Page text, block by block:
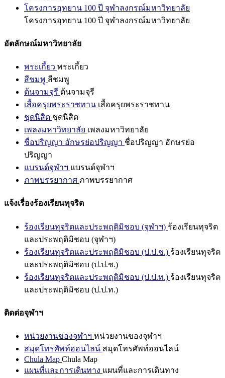
โครงการอุทยาน 100 ปี จุฬาลงกรณ์มหาวิทยาลัย
โครงการอุทยาน 100 ปี จุฬาลงกรณ์มหาวิทยาลัย
อัตลักษณ์มหาวิทยาลัย
พระเกี้ยว พระเกี้ยว
สีชมพู สีชมพู
ต้นจามจุรี ต้นจามจุรี
เสื้อครุยพระราชทาน เสื้อครุยพระราชทาน
ชุดนิสิต ชุดนิสิต
เพลงมหาวิทยาลัย เพลงมหาวิทยาลัย
ชื่อปริญญา อักษรย่อปริญญา ชื่อปริญญา อักษรย่อ
ปริญญา
แบรนด์จุฬาฯ แบรนด์จุฬาฯ
ภาพบรรยากาศ ภาพบรรยากาศ
แจ้งเรื่องร้องเรียนทุจริต
ร้องเรียนทุจริตและประพฤติมิชอบ (จุฬาฯ) ร้องเรียนทุจริต
และประพฤติมิชอบ (จุฬาฯ)
ร้องเรียนทุจริตและประพฤติมิชอบ (ป.ป.ช.) ร้องเรียนทุจริต
และประพฤติมิชอบ (ป.ป.ช.)
ร้องเรียนทุจริตและประพฤติมิชอบ (ป.ป.ท.) ร้องเรียนทุจริต
และประพฤติมิชอบ (ป.ป.ท.)
ติดต่อจุฬาฯ
หน่วยงานของจุฬาฯ หน่วยงานของจุฬาฯ
สมุดโทรศัพท์ออนไลน์ สมุดโทรศัพท์ออนไลน์
Chula Map Chula Map
แผนที่และการเดินทาง แผนที่และการเดินทาง